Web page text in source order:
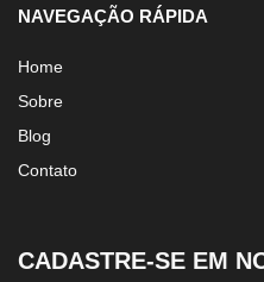
NAVEGAÇÃO RÁPIDA
Home
Sobre
Blog
Contato
CADASTRE-SE EM